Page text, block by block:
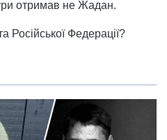
отримав не Жадан.
Російської Федерації?